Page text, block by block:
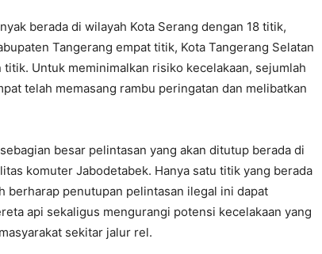
berada di wilayah Kota Serang dengan 18 titik,
Tangerang empat titik, Kota Tangerang Selatan
Untuk meminimalkan risiko kecelakaan, sejumlah
telah memasang rambu peringatan dan melibatkan
besar pelintasan yang akan ditutup berada di
komuter Jabodetabek. Hanya satu titik yang berada
berharap penutupan pelintasan ilegal ini dapat
api sekaligus mengurangi potensi kecelakaan yang
sekitar jalur rel.